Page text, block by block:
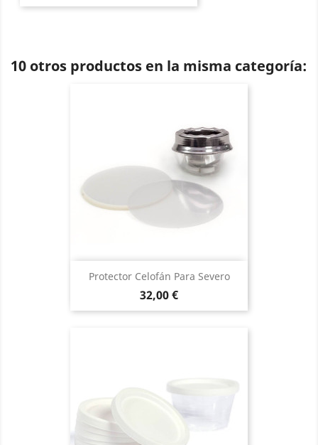
10 otros productos en la misma categoría:
Protector Celofán Para Severo
Precio
32,00 €